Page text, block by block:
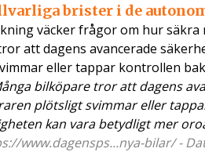
brister i de
väcker frågor om hur
att dagens avancerade
eller tappar kontrollen
bilköpare tror att dagens
plötsligt svimmar eller
kan vara betydligt mer
www.dagensps...nya-bilar/ -